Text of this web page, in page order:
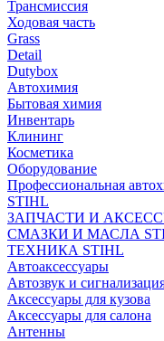
Трансмиссия
Ходовая часть
Grass
Detail
Dutybox
Автохимия
Бытовая химия
Инвентарь
Клининг
Косметика
Оборудование
Профессиональная
STIHL
ЗАПЧАСТИ И
СМАЗКИ И МАСЛА
ТЕХНИКА STIHL
Автоаксессуары
Автозвук и
Аксессуары для кузова
Аксессуары для салона
Антенны